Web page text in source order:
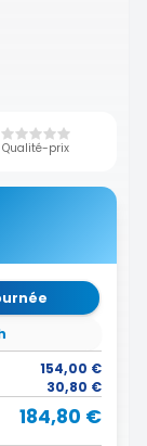
Qualité-prix
154,00 €
30,80 €
184,80 €